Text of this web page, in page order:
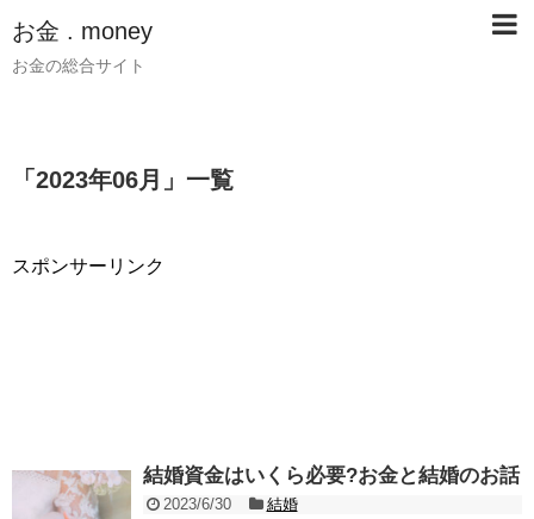
お金 . money
お金の総合サイト
「 2023年06月 」 一覧
スポンサーリンク
結婚資金はいくら必要?お金と結婚のお話
2023/6/30
結婚